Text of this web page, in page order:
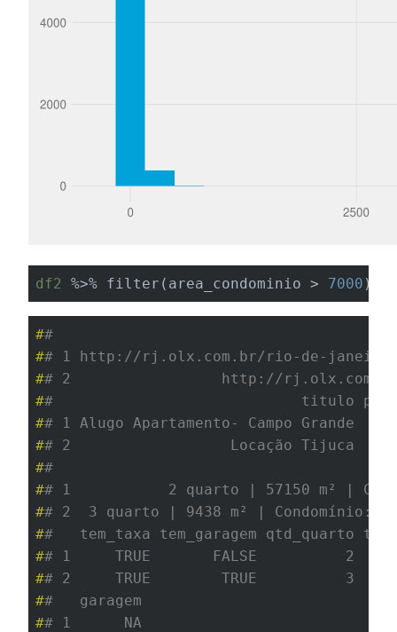
df2 %>% filter(area_condominio > 7000 )
##
## 1 http://rj.olx.com.br/rio-de-janeiro-e-
## 2                 http://rj.olx.com.br/
##                            titulo
## 1 Alugo Apartamento- Campo Grande
## 2                  Locação Tijuca  3800
##
## 1           2 quarto | 57150 m² |
## 2  3 quarto | 9438 m² | Condomínio:
##   tem_taxa tem_garagem qtd_quarto
## 1     TRUE       FALSE          2
## 2     TRUE        TRUE          3
##   garagem
## 1      NA